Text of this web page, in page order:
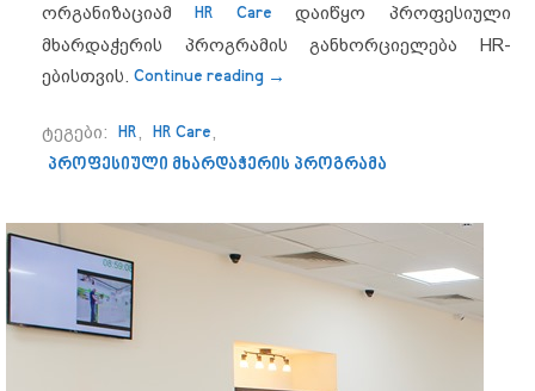
ორგანიზაციამ HR Care დაიწყო პროფესიული
მხარდაჭერის პროგრამის განხორციელება HR-
ებისთვის. Continue reading “პროფესიული მხარდაჭერის
→
ტეგები: HR HR Care
პროფესიული მხარდაჭერის პროგრამა